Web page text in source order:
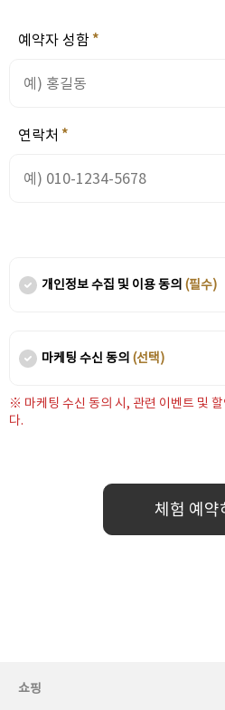
예약자 성함
연락처
개인정보 수집 및 이용 동의 (필수)
마케팅 수신 동의 (선택)
※ 마케팅 수신 동의 시, 관련 이벤트 및
다.
체험 예약
쇼핑